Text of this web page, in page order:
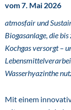
vom 7. Mai 2026
atmosfair und
Biogasanlage, die
Kochgas versorgt –
Wasserhyazinthe
Mit einem